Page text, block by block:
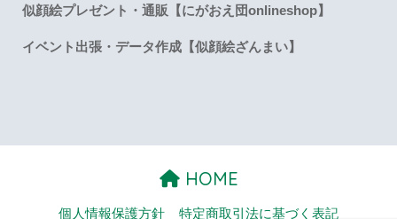
似顔絵プレゼント・通販【にがおえ団onlineshop】
イベント出張・データ作成【似顔絵ざんまい】
HOME
個人情報保護方針 特定商取引法に基づく表記